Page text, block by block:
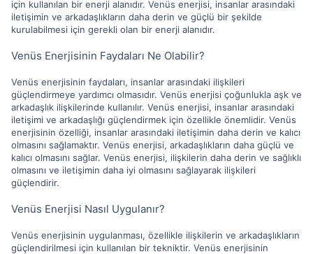
için kullanılan bir enerji alanıdır. Venüs enerjisi, insanlar arasındaki
iletişimin ve arkadaşlıkların daha derin ve güçlü bir şekilde
kurulabilmesi için gerekli olan bir enerji alanıdır.
Venüs Enerjisinin Faydaları Ne Olabilir?
Venüs enerjisinin faydaları, insanlar arasındaki ilişkileri
güçlendirmeye yardımcı olmasıdır. Venüs enerjisi çoğunlukla aşk ve
arkadaşlık ilişkilerinde kullanılır. Venüs enerjisi, insanlar arasındaki
iletişimi ve arkadaşlığı güçlendirmek için özellikle önemlidir. Venüs
enerjisinin özelliği, insanlar arasındaki iletişimin daha derin ve kalıcı
olmasını sağlamaktır. Venüs enerjisi, arkadaşlıkların daha güçlü ve
kalıcı olmasını sağlar. Venüs enerjisi, ilişkilerin daha derin ve sağlıklı
olmasını ve iletişimin daha iyi olmasını sağlayarak ilişkileri
güçlendirir.
Venüs Enerjisi Nasıl Uygulanır?
Venüs enerjisinin uygulanması, özellikle ilişkilerin ve arkadaşlıkların
güçlendirilmesi için kullanılan bir tekniktir. Venüs enerjisinin